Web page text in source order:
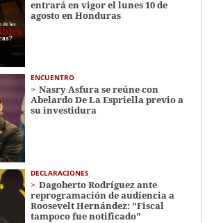
entrará en vigor el lunes 10 de
agosto en Honduras
ENCUENTRO
Nasry Asfura se reúne con
Abelardo De La Espriella previo a
su investidura
DECLARACIONES
Dagoberto Rodríguez ante
reprogramación de audiencia a
Roosevelt Hernández: "Fiscal
tampoco fue notificado"